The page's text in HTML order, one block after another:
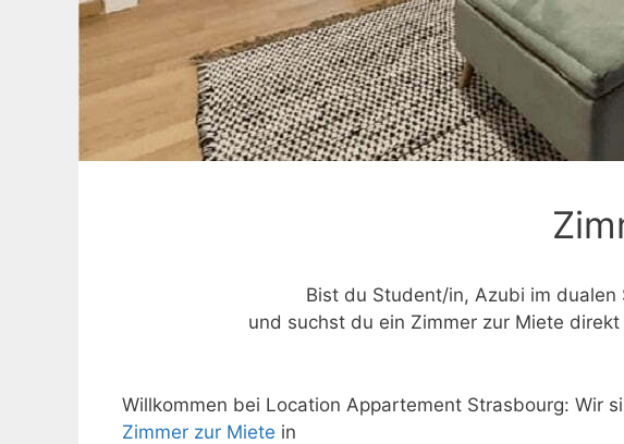
Bist du Student/in, Azubi im
und suchst du ein Zimmer zur Miete
Willkommen bei Location Appartement Strasbourg: Wir
Zimmer zur Miete in